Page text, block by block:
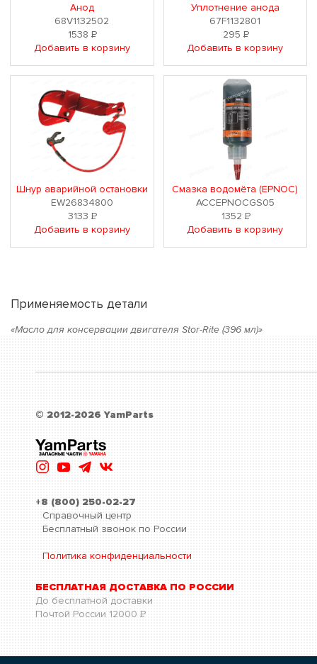
Анод
68V1132502
1538Р
Добавить в корзину
Уплотнение анода
67F1132801
295 Р
Добавить в корзину
Шнур аварийной остановки
EW26834800
3133Р
Добавить в корзину
Смазка водомёта (EPNOC)
ACCEPNOCGS05
1352 Р
Добавить в корзину
Применяемость детали
«Масло для консервации двигателя Stor-Rite (396 мл)»
© 2012-2026 YamParts
+8 (800) 250-02-27
Справочный центр
Бесплатный звонок по России
Политика конфиденциальности
БЕСПЛАТНАЯ ДОСТАВКА ПО РОССИИ
До бесплатной доставки
Почтой России 12000 Р